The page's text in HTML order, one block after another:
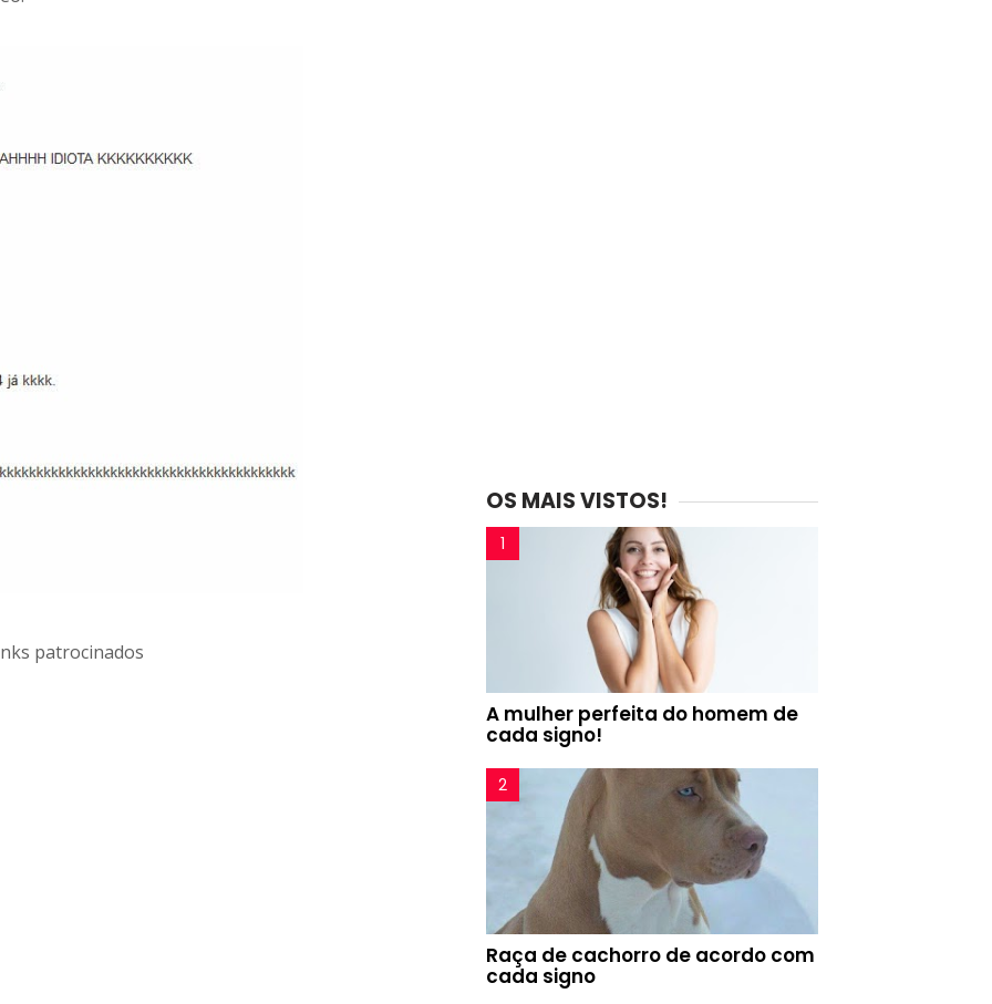
patrocinados
OS MAIS VISTOS!
A mulher perfeita do homem de
cada signo!
Raça de cachorro de acordo com
cada signo